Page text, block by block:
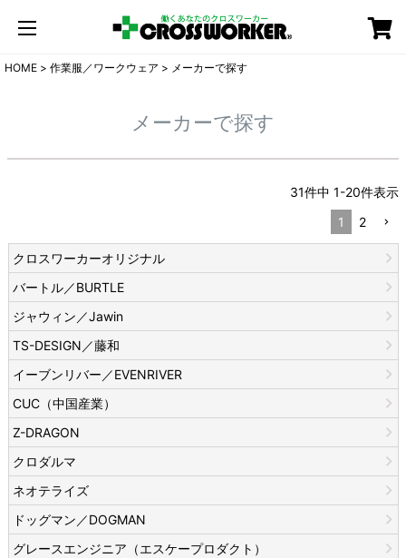
HOME 作業服／ワークウェア メーカーで探す
メーカーで探す
31件中 1-20件表示
1
2
クロスワーカーオリジナル
バートル／BURTLE
ジャウィン／Jawin
TS-DESIGN／藤和
イーブンリバー／EVENRIVER
CUC（中国産業）
Z-DRAGON
クロダルマ
ネオテライズ
ドッグマン／DOGMAN
グレースエンジニア（エスケープロダクト）